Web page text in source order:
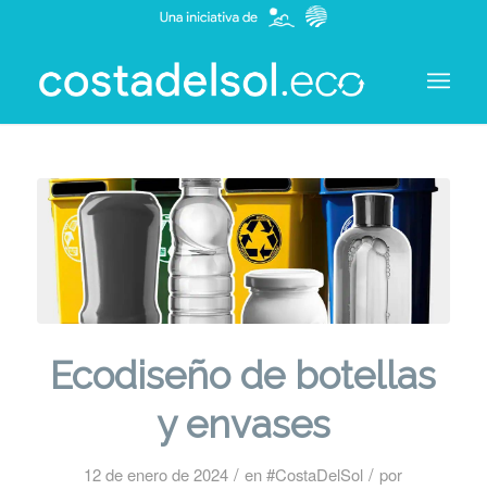
Ecodiseño de botellas
y envases
12 de enero de 2024 / en#CostaDelSol / por